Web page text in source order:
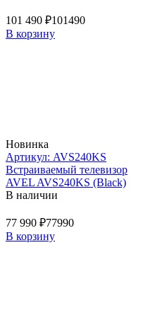
101 490 ₽101490
В корзину
Новинка
Артикул: AVS240KS
Встраиваемый телевизор
AVEL AVS240KS (Black)
В наличии
77 990 ₽77990
В корзину